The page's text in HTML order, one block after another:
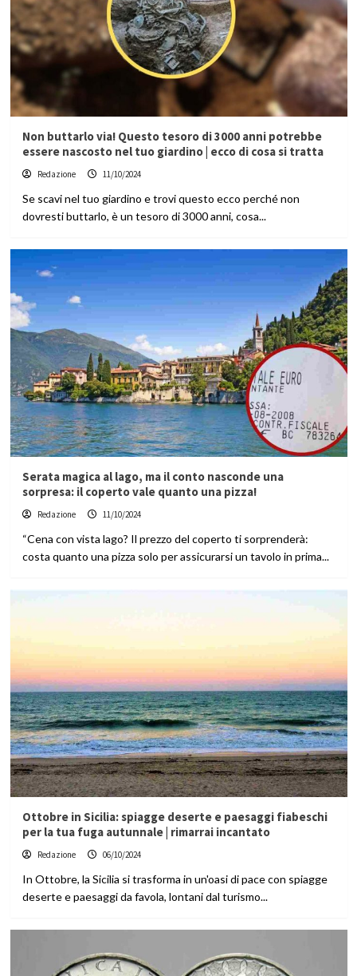
Non buttarlo via! Questo tesoro di 3000 anni potrebbe
essere nascosto nel tuo giardino | ecco di cosa si tratta
Redazione 11/10/2024
Se scavi nel tuo giardino e trovi questo ecco perché non
dovresti buttarlo, è un tesoro di 3000 anni, cosa...
Serata magica al lago, ma il conto nasconde una
sorpresa: il coperto vale quanto una pizza!
Redazione 11/10/2024
“Cena con vista lago? Il prezzo del coperto ti sorprenderà:
costa quanto una pizza solo per assicurarsi un tavolo in prima...
Ottobre in Sicilia: spiagge deserte e paesaggi fiabeschi
per la tua fuga autunnale | rimarrai incantato
Redazione 06/10/2024
In Ottobre, la Sicilia si trasforma in un'oasi di pace con spiagge
deserte e paesaggi da favola, lontani dal turismo...